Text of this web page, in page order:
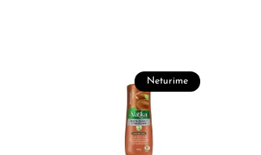
Neturime